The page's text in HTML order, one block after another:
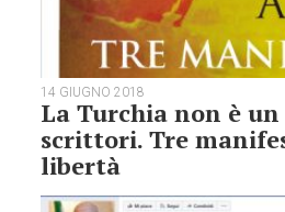
14 GIUGNO 2018
La Turchia non è un
scrittori. Tre
libertà